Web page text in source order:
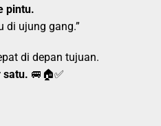
pintu.
di ujung gang.”
di depan tujuan.
satu. 🚐🏠✅